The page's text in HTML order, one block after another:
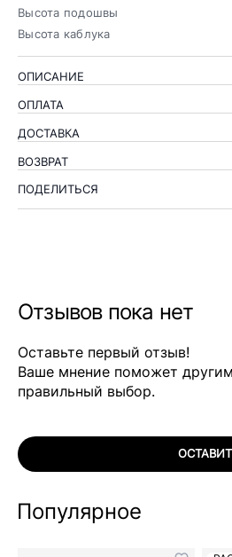
Высота подошвы
Высота каблука
ОПИСАНИЕ
ОПЛАТА
ДОСТАВКА
ВОЗВРАТ
ПОДЕЛИТЬСЯ
Отзывов пока нет
Оставьте первый отзыв!
Ваше мнение поможет
правильный выбор.
Популярное